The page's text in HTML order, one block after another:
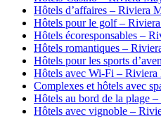
Hôtels d’affaires – Riviera
Hôtels pour le golf –
Hôtels écoresponsables –
Hôtels romantiques –
Hôtels pour les sports
Hôtels avec Wi-Fi – Riviera
Complexes et hôtels avec
Hôtels au bord de la plage
Hôtels avec vignoble –